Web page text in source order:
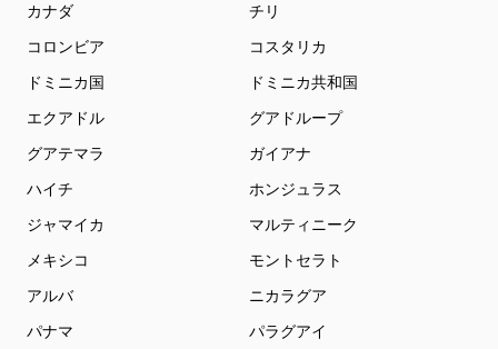
カナダ
チリ
コロンビア
コスタリカ
ドミニカ国
ドミニカ共和国
エクアドル
グアドループ
グアテマラ
ガイアナ
ハイチ
ホンジュラス
ジャマイカ
マルティニーク
メキシコ
モントセラト
アルバ
ニカラグア
パナマ
パラグアイ